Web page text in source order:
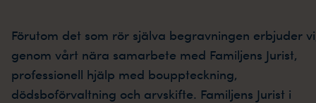
Förutom det som rör själva begravningen erbjuder
genom vårt nära samarbete med Familjens Jurist,
professionell hjälp med bouppteckning,
dödsboförvaltning och arvskifte. Familjens Jurist i